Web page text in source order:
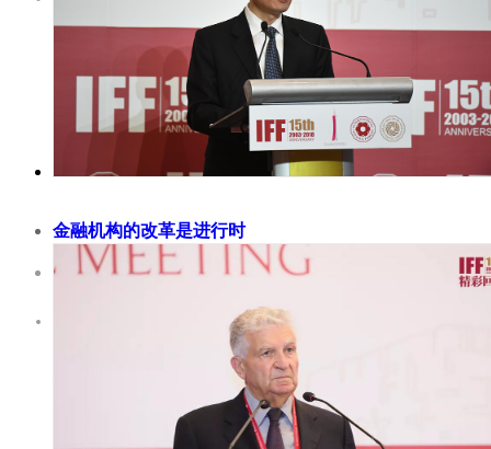
区拥有独特的地理优势以及创新发展的决心，有望比肩纽约、旧
东京三大湾区。 2002年，我曾向香港第一任行政长官董建华先
两项工程建设：1）推动从香港到澳门、珠海的新建大桥项目；2
从香港到广州的高铁，实现从香港 CBD 到广州 CBD 一小时出
议获得了董建华先生的肯定，并纳入他...
金融机构的改革是进行时
2018-11-30
国家外汇管理局副局长陆磊认为自 1978 年来，金融结构改革和
中国金融服务业持续健康发展， 但法人治理变革任重道远。 金
心作用主要通过两条渠道体现。一条是宏观渠道，主要体现在需
货币、信贷、外汇政策毫无疑问会对经济增长、物价等产生影响
是微观渠道，金融市场配置金融资源，也就是供给侧。改革的复